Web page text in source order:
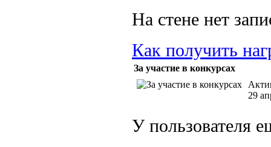
На стене нет
Как получить
За участие в конкурсах
29
У пользователя